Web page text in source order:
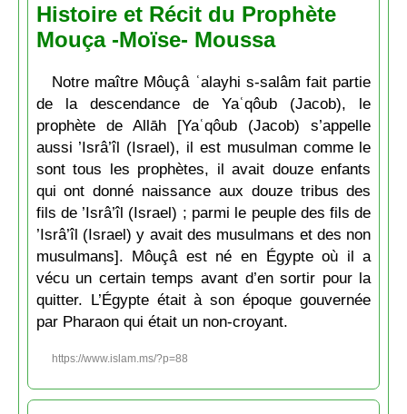
Histoire et Récit du Prophète
Mouça -Moïse- Moussa
Notre maître Môuçâ ʿalayhi s-salâm fait partie
de la descendance de Yaʿqôub (Jacob), le
prophète de Allāh [Yaʿqôub (Jacob) s’appelle
aussi ’Isrâ’îl (Israel), il est musulman comme le
sont tous les prophètes, il avait douze enfants
qui ont donné naissance aux douze tribus des
fils de ’Isrâ’îl (Israel) ; parmi le peuple des fils de
’Isrâ’îl (Israel) y avait des musulmans et des non
musulmans]. Môuçâ est né en Égypte où il a
vécu un certain temps avant d’en sortir pour la
quitter. L’Égypte était à son époque gouvernée
par Pharaon qui était un non-croyant.
https://www.islam.ms/?p=88